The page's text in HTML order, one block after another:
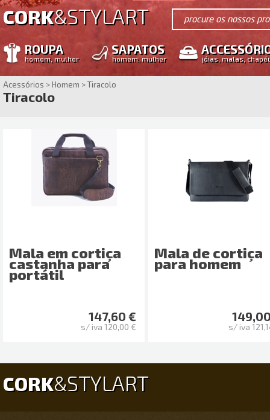
CORK&STYLART procure os nossos
ROUPA
homem, mulher
SAPATOS
homem, mulher jóias, malas,
Acessórios > Homem > Tiracolo
Tiracolo
Mala em cortiça
castanha para
portátil
147,60 €
s/ iva 120,00 €
Mala de cortiça
para homem
s/ iva
CORK&STYLART